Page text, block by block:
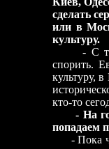
сделать
или в
культуру.
- С
спорить.
культуру,
кто-то
- На
попадаем
- Пока